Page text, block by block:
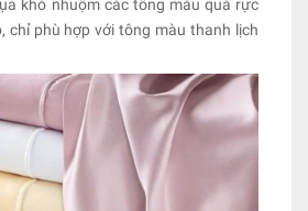
khó nhuộm các tông màu quá rực
chỉ phù hợp với tông màu thanh lịch